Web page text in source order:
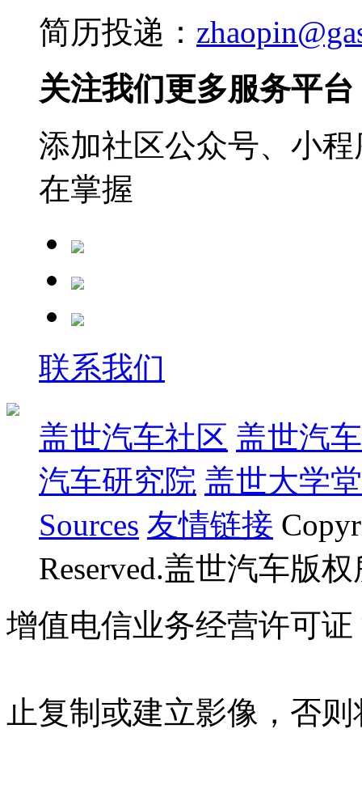
简历投递：
关注我们更多服务平台
添加社区公众号、小
在掌握
联系我们
盖世汽车社区 盖世汽
汽车研究院 盖世大学堂
Sources 友情链接
Reserved.盖世汽车版
增值电信业务经营许可证
止复制或建立影像，否